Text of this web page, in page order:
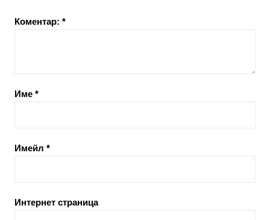
Коментар: *
Име *
Имейл *
Интернет страница